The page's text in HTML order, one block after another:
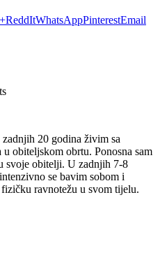
ReddItWhatsAppPinterestEmail
20 godina živim sa
obiteljskom obrtu. Ponosna sam
svoje obitelji. U zadnjih 7-8
se bavim sobom i
ravnotežu u svom tijelu.